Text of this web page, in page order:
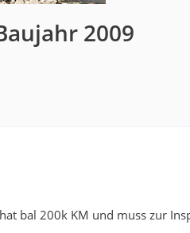
2009
bal 200k KM und muss zur